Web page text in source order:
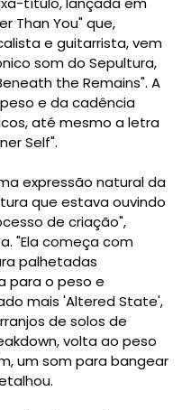
Than You" que,
e guitarrista, vem
som do Sepultura,
the Remains". A
e da cadência
até mesmo a letra
Self".
expressão natural da
que estava ouvindo
de criação",
"Ela começa com
palhetadas
para o peso e
mais 'Altered State',
de solos de
volta ao peso
um som para bangear